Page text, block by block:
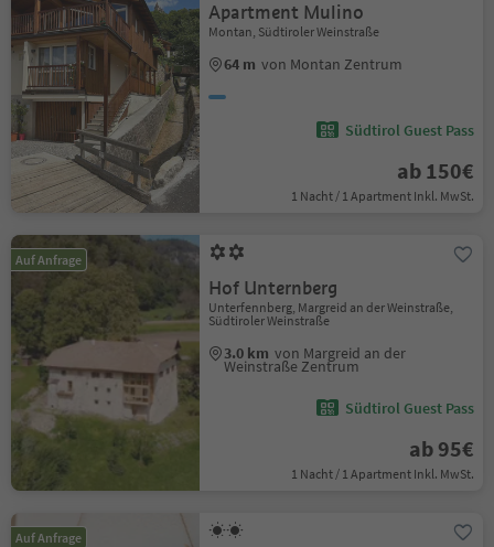
Apartment Mulino
Montan, Südtiroler Weinstraße
64 m von Montan Zentrum
Südtirol Guest Pass
ab 150€
1 Nacht / 1 Apartment Inkl. MwSt.
Auf Anfrage
Hof Unternberg
Unterfennberg, Margreid an der Weinstraße,
Südtiroler Weinstraße
3.0 km von Margreid an der
Weinstraße Zentrum
Südtirol Guest Pass
ab 95€
1 Nacht / 1 Apartment Inkl. MwSt.
Auf Anfrage